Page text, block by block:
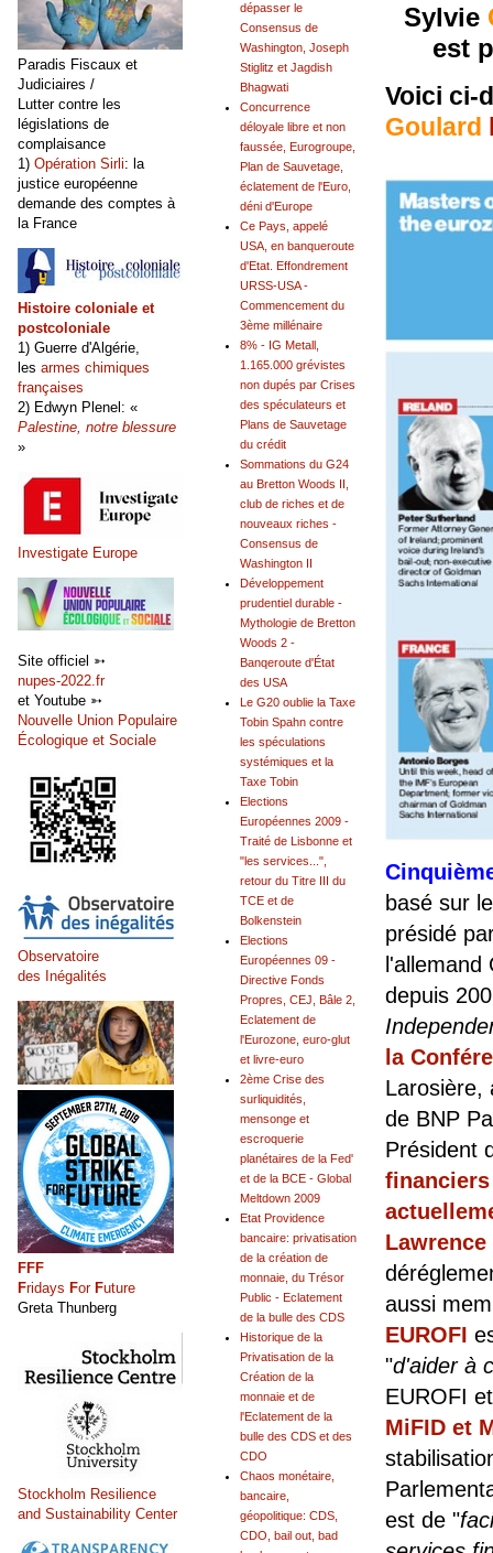
Sylvie
est
Voici ci-
Goulard
basé sur
présidé
depuis
la
Larosière,
de BNP
Président
aussi
EUROFI
"d'aider à
EUROFI
MiFID et
est de "
dépasser le
Consensus de
Washington, Joseph
Stiglitz et Jagdish
Bhagwati
Concurrence
déloyale libre et non
faussée, Eurogroupe,
Plan de Sauvetage,
éclatement de l'Euro,
déni d'Europe
Ce Pays, appelé
USA, en banqueroute
d'Etat. Effondrement
URSS-USA -
Commencement du
3ème millénaire
8% - IG Metall,
1.165.000 grévistes
non dupés par Crises
des spéculateurs et
Plans de Sauvetage
du crédit
Sommations du G24
au Bretton Woods II,
club de riches et de
nouveaux riches -
Consensus de
Washington II
Développement
prudentiel durable -
Mythologie de Bretton
Woods 2 -
Banqeroute d'État
des USA
Le G20 oublie la Taxe
Tobin Spahn contre
les spéculations
systémiques et la
Taxe Tobin
Elections
Européennes 2009 -
Traité de Lisbonne et
"les services...",
retour du Titre III du
TCE et de
Bolkenstein
Elections
Européennes 09 -
Directive Fonds
Propres, CEJ, Bâle 2,
Eclatement de
l'Eurozone, euro-glut
et livre-euro
2ème Crise des
surliquidités,
mensonge et
escroquerie
planétaires de la Fed'
et de la BCE - Global
Meltdown 2009
Etat Providence
bancaire: privatisation
de la création de
monnaie, du Trésor
Public - Eclatement
de la bulle des CDS
Historique de la
Privatisation de la
Création de la
monnaie et de
l'Eclatement de la
bulle des CDS et des
CDO
Chaos monétaire,
bancaire,
géopolitique: CDS,
CDO, bail out, bad
Paradis Fiscaux et
Judiciaires /
Lutter contre les
législations de
complaisance
1) Opération Sirli: la
justice européenne
demande des comptes à
la France
Histoire coloniale et
postcoloniale
1) Guerre d'Algérie,
les armes chimiques
françaises
2) Edwyn Plenel: «
Palestine, notre blessure
»
Investigate Europe
Site officiel ➳
nupes-2022.fr
et Youtube ➳
Nouvelle Union Populaire
Écologique et Sociale
Observatoire
des Inégalités
FFF
Fridays For Future
Greta Thunberg
Stockholm Resilience
and Sustainability Center